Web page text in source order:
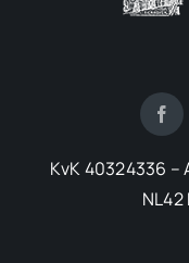
KvK 40324336 –
NL42